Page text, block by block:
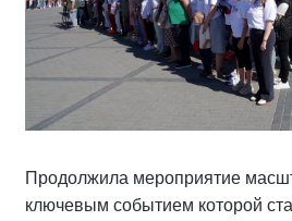
Продолжила мероприятие
ключевым событием которой